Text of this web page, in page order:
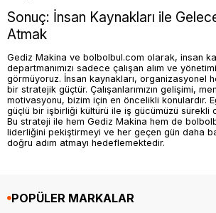
Sonuç: İnsan Kaynakları ile
Atmak
Gediz Makina ve bolbolbul.com olarak, insan
departmanımızı sadece çalışan alım ve
görmüyoruz. İnsan kaynakları, organizasyonel
bir stratejik güçtür. Çalışanlarımızın gelişimi,
motivasyonu, bizim için en öncelikli konulardır.
güçlü bir işbirliği kültürü ile iş gücümüzü sürekli
Bu strateji ile hem Gediz Makina hem de
liderliğini pekiştirmeyi ve her geçen gün daha
doğru adım atmayı hedeflemektedir.
POPÜLER MARKALAR